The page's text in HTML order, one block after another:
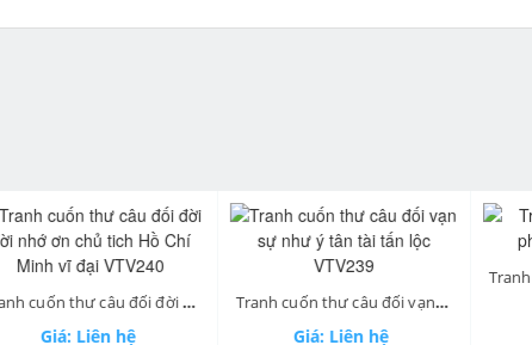
Tranh cuốn thư câu đối đời đời nhớ ơn chủ tich Hồ Chí Minh vĩ đại VTV240
Giá: Liên hệ
Tranh cuốn thư câu đối vạn sự như ý tân tài tấn lộc VTV239
Giá: Liên hệ